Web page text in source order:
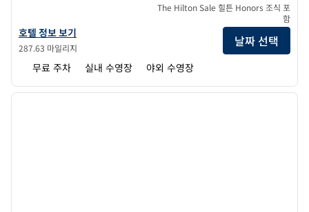
더 로열 센세스 리조트 & 스파 크레테, 큐리오 컬렉션 바이 힐튼의 호텔 정
호텔 정보 보기
287.63 마일리지
The Hilton Sale 힐튼 Honors 조식 포
함
날짜 선택
무료 주차 실내 수영장 야외 수영장
1/12
1/12
다음